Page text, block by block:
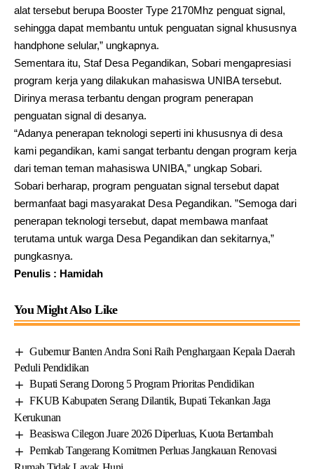
alat tersebut berupa Booster Type 2170Mhz penguat signal,
sehingga dapat membantu untuk penguatan signal khususnya
handphone selular,” ungkapnya.
Sementara itu, Staf Desa Pegandikan, Sobari mengapresiasi
program kerja yang dilakukan mahasiswa UNIBA tersebut.
Dirinya merasa terbantu dengan program penerapan
penguatan signal di desanya.
“Adanya penerapan teknologi seperti ini khususnya di desa
kami pegandikan, kami sangat terbantu dengan program kerja
dari teman teman mahasiswa UNIBA,” ungkap Sobari.
Sobari berharap, program penguatan signal tersebut dapat
bermanfaat bagi masyarakat Desa Pegandikan. ”Semoga dari
penerapan teknologi tersebut, dapat membawa manfaat
terutama untuk warga Desa Pegandikan dan sekitarnya,”
pungkasnya.
Penulis : Hamidah
You Might Also Like
Gubernur Banten Andra Soni Raih Penghargaan Kepala Daerah
Peduli Pendidikan
Bupati Serang Dorong 5 Program Prioritas Pendidikan
FKUB Kabupaten Serang Dilantik, Bupati Tekankan Jaga
Kerukunan
Beasiswa Cilegon Juare 2026 Diperluas, Kuota Bertambah
Pemkab Tangerang Komitmen Perluas Jangkauan Renovasi